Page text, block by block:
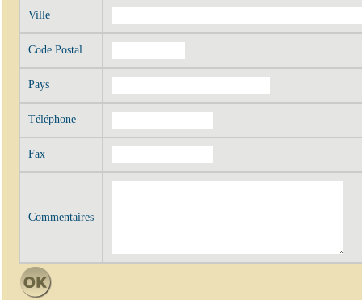
Ville
Code Postal
Pays
Téléphone
Fax
Commentaires